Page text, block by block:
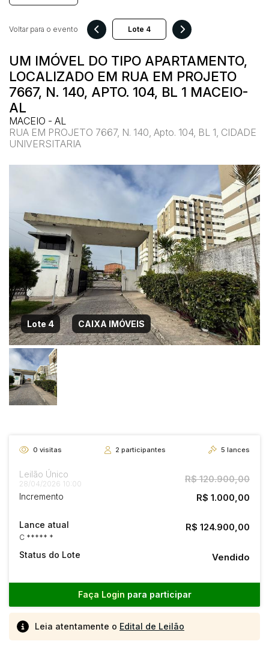
UM IMÓVEL DO TIPO APARTAMENTO,
LOCALIZADO EM RUA EM PROJETO
7667, N. 140, APTO. 104, BL 1 MACEIO-
AL
MACEIO - AL
RUA EM PROJETO 7667, N. 140, Apto. 104, BL 1, CIDADE
UNIVERSITARIA
Voltar para o evento
Lote 4 CAIXA IMÓVEIS
0 visitas 2 participantes 5 lances
Leilão Único
28/04/2026 10:00 R$ 120.900,00
Incremento R$ 1.000,00
Lance atual
C ***** *
R$ 124.900,00
Status do Lote Vendido
Faça Login para participar
Leia atentamente o Edital de Leilão